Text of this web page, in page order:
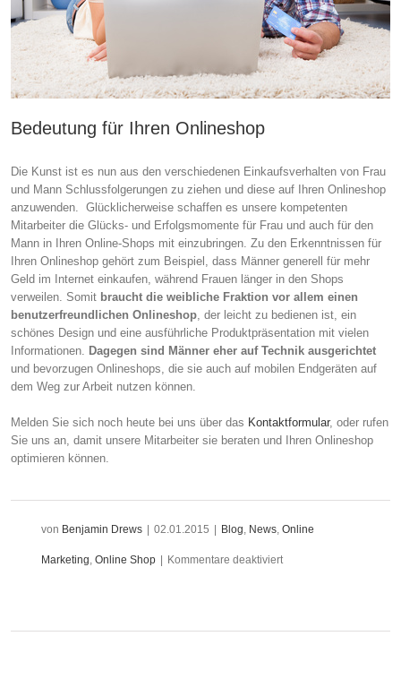
Bedeutung für Ihren Onlineshop
Die Kunst ist es nun aus den verschiedenen Einkaufsverhalten von Frau
und Mann Schlussfolgerungen zu ziehen und diese auf Ihren Onlineshop
anzuwenden. Glücklicherweise schaffen es unsere kompetenten
Mitarbeiter die Glücks- und Erfolgsmomente für Frau und auch für den
Mann in Ihren Online-Shops mit einzubringen. Zu den Erkenntnissen für
Ihren Onlineshop gehört zum Beispiel, dass Männer generell für mehr
Geld im Internet einkaufen, während Frauen länger in den Shops
verweilen. Somit braucht die weibliche Fraktion vor allem einen
benutzerfreundlichen Onlineshop, der leicht zu bedienen ist, ein
schönes Design und eine ausführliche Produktpräsentation mit vielen
Informationen. Dagegen sind Männer eher auf Technik ausgerichtet
und bevorzugen Onlineshops, die sie auch auf mobilen Endgeräten auf
dem Weg zur Arbeit nutzen können.
Melden Sie sich noch heute bei uns über das Kontaktformular, oder rufen
Sie uns an, damit unsere Mitarbeiter sie beraten und Ihren Onlineshop
optimieren können.
von Benjamin Drews 02.01.2015 Blog, News, Online
Marketing, Online Shop Kommentare deaktiviertfür